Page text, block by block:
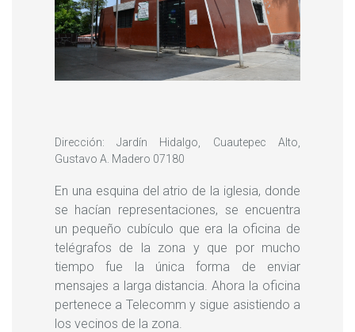
Dirección: Jardín Hidalgo, Cuautepec Alto,
Gustavo A. Madero 07180
En una esquina del atrio de la iglesia, donde
se hacían representaciones, se encuentra
un pequeño cubículo que era la oficina de
telégrafos de la zona y que por mucho
tiempo fue la única forma de enviar
mensajes a larga distancia. Ahora la oficina
pertenece a Telecomm y sigue asistiendo a
los vecinos de la zona.